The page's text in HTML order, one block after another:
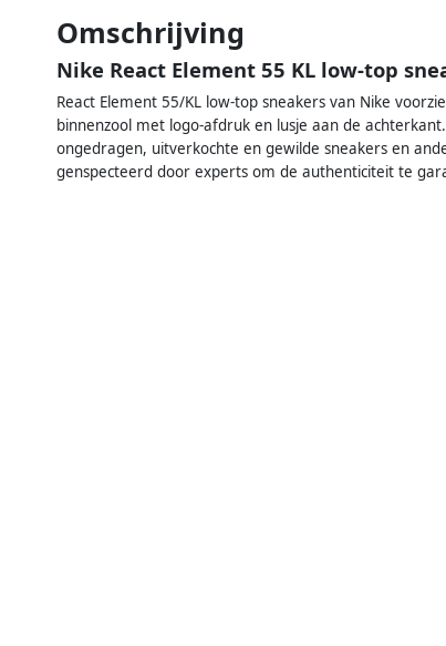
Omschrijving
Nike React Element 55 KL low-top
React Element 55/KL low-top sneakers van Nike
binnenzool met logo-afdruk en lusje aan de
ongedragen, uitverkochte en gewilde sneakers en
genspecteerd door experts om de authenticiteit te